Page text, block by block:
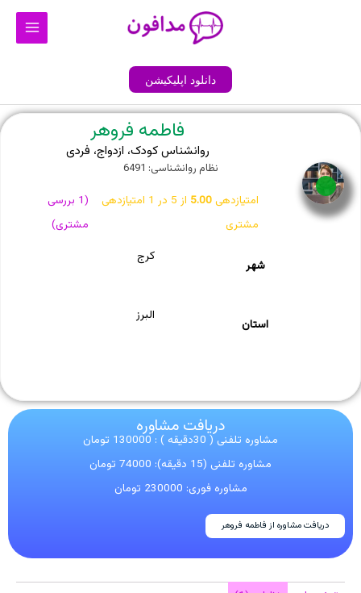
Main
دانلود اپلیکیشن
فاطمه فروهر
روانشناس کودک، ازدواج، فردی
نظام روانشناسی: 6491
امتیازدهی5.00 از 5 در 1 امتیازدهی
مشتری
(
1 بررسی
مشتری)
شهر
کرج
استان
البرز
دریافت مشاوره
مشاوره تلفنی ( 30دقیقه ) : 130000 تومان
مشاوره تلفنی (15 دقیقه): 74000 تومان
مشاوره فوری: 230000 تومان
دریافت مشاوره از فاطمه فروهر